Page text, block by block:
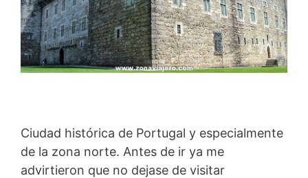
Ciudad histórica de Portugal y especialmente
de la zona norte. Antes de ir ya me
advirtieron que no dejase de visitar